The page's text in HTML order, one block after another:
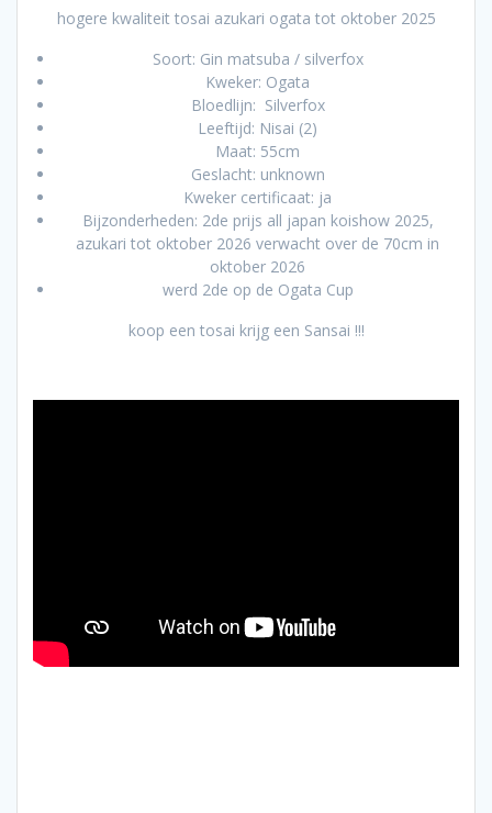
hogere kwaliteit tosai azukari ogata tot oktober 2025
Soort: Gin matsuba / silverfox
Kweker: Ogata
Bloedlijn: Silverfox
Leeftijd: Nisai (2)
Maat: 55cm
Geslacht: unknown
Kweker certificaat: ja
Bijzonderheden: 2de prijs all japan koishow 2025,
azukari tot oktober 2026 verwacht over de 70cm in
oktober 2026
werd 2de op de Ogata Cup
koop een tosai krijg een Sansai !!!